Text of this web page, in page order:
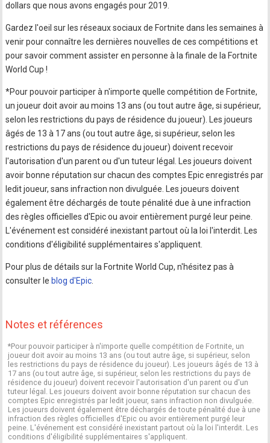
dollars que nous avons engagés pour 2019.
Gardez l'oeil sur les réseaux sociaux de Fortnite dans les semaines à
venir pour connaître les dernières nouvelles de ces compétitions et
pour savoir comment assister en personne à la finale de la Fortnite
World Cup !
*Pour pouvoir participer à n'importe quelle compétition de Fortnite,
un joueur doit avoir au moins 13 ans (ou tout autre âge, si supérieur,
selon les restrictions du pays de résidence du joueur). Les joueurs
âgés de 13 à 17 ans (ou tout autre âge, si supérieur, selon les
restrictions du pays de résidence du joueur) doivent recevoir
l'autorisation d'un parent ou d'un tuteur légal. Les joueurs doivent
avoir bonne réputation sur chacun des comptes Epic enregistrés par
ledit joueur, sans infraction non divulguée. Les joueurs doivent
également être déchargés de toute pénalité due à une infraction
des règles officielles d'Epic ou avoir entièrement purgé leur peine.
L'événement est considéré inexistant partout où la loi l'interdit. Les
conditions d'éligibilité supplémentaires s'appliquent.
Pour plus de détails sur la Fortnite World Cup, n'hésitez pas à
consulter le blog d'Epic.
Notes et références
*Pour pouvoir participer à n'importe quelle compétition de Fortnite, un
joueur doit avoir au moins 13 ans (ou tout autre âge, si supérieur, selon
les restrictions du pays de résidence du joueur). Les joueurs âgés de 13 à
17 ans (ou tout autre âge, si supérieur, selon les restrictions du pays de
résidence du joueur) doivent recevoir l'autorisation d'un parent ou d'un
tuteur légal. Les joueurs doivent avoir bonne réputation sur chacun des
comptes Epic enregistrés par ledit joueur, sans infraction non divulguée.
Les joueurs doivent également être déchargés de toute pénalité due à une
infraction des règles officielles d'Epic ou avoir entièrement purgé leur
peine. L'événement est considéré inexistant partout où la loi l'interdit. Les
conditions d'éligibilité supplémentaires s'appliquent.